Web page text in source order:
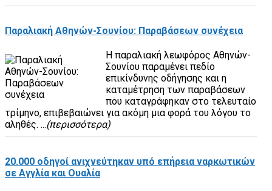
Παραλιακή Αθηνών-Σουνίου: Παραβάσεων συνέχεια
Η παραλιακή λεωφόρος Αθηνών-
Σουνίου παραμένει πεδίο
επικίνδυνης οδήγησης και η
καταμέτρηση των παραβάσεων
που καταγράφηκαν στο τελευταίο
τρίμηνο, επιβεβαιώνει για ακόμη μια φορά του λόγου το
αληθές. ...(περισσότερα)
20.000 οδηγοί ανιχνεύτηκαν υπό επήρεια ναρκωτικών
σε Αγγλία και Ουαλία